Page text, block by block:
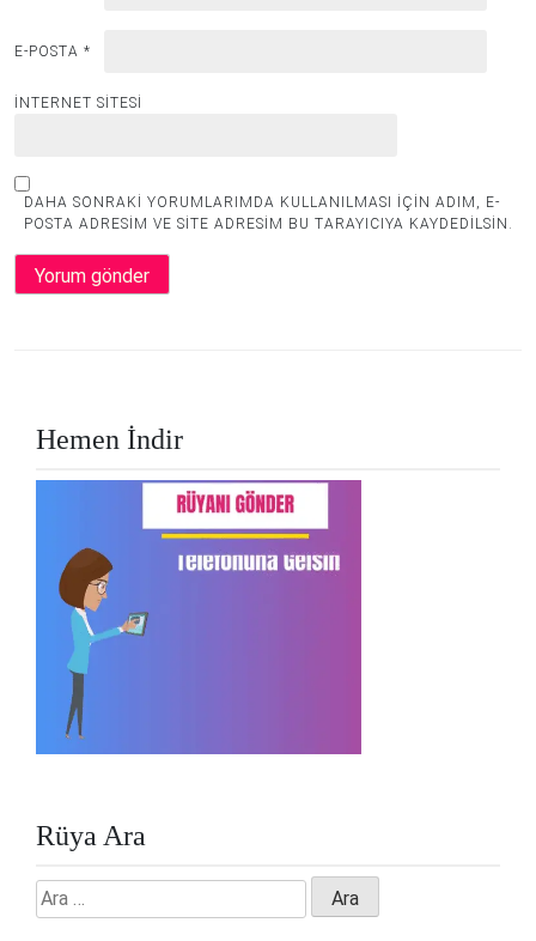
E-POSTA *
İNTERNET SITESI
DAHA SONRAKI YORUMLARIMDA KULLANILMASI IÇIN ADIM, E-
POSTA ADRESIM VE SITE ADRESIM BU TARAYICIYA KAYDEDILSIN.
Hemen İndir
Rüya Ara
Arama: